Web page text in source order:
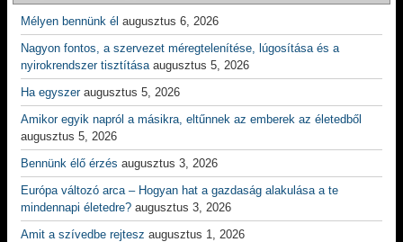
Mélyen bennünk él augusztus 6, 2026
Nagyon fontos, a szervezet méregtelenítése, lúgosítása és a
nyirokrendszer tisztítása augusztus 5, 2026
Ha egyszer augusztus 5, 2026
Amikor egyik napról a másikra, eltűnnek az emberek az életedből
augusztus 5, 2026
Bennünk élő érzés augusztus 3, 2026
Európa változó arca – Hogyan hat a gazdaság alakulása a te
mindennapi életedre? augusztus 3, 2026
Amit a szívedbe rejtesz augusztus 1, 2026